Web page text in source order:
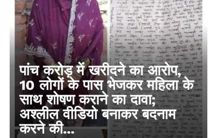
पांच करोड़ में खरीदने का आरोप,
10 लोगों के पास भेजकर महिला के
साथ शोषण कराने का दावा;
अश्लील वीडियो बनाकर बदनाम
करने की...